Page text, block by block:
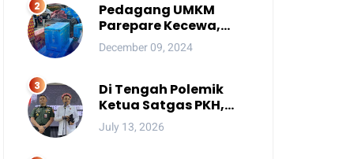
Pedagang UMKM
Parepare Kecewa,
Tersingkir karena
Acara Besar
December 09, 2024
Di Tengah Polemik
Ketua Satgas PKH,
Ada Pesan Penting
yang Ditegaskan ke
July 13, 2026